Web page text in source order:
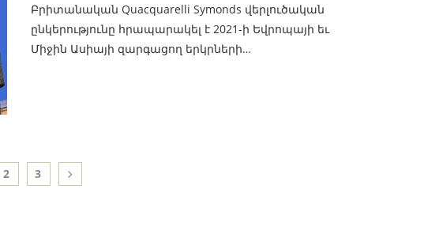
Բրիտանական Quacquarelli Symonds վերլուծական
ընկերությունը հրապարակել է 2021-ի Եվրոպայի եւ
Միջին Ասիայի զարգացող երկրների…
2 3